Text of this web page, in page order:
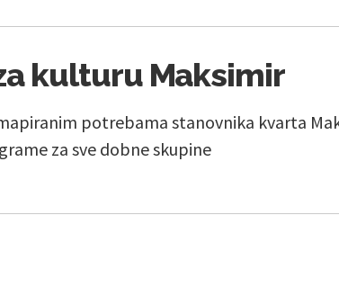
kulturu Maksimir
potrebama stanovnika kvarta
za sve dobne skupine